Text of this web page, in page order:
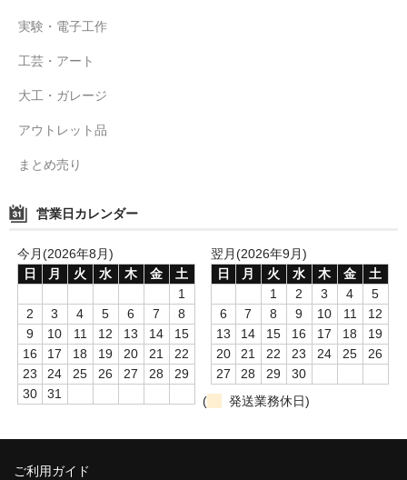
実験・電子工作
工芸・アート
大工・ガレージ
アウトレット品
まとめ売り
営業日カレンダー
今月(2026年8月)
日
月 火 水 木 金
土
1
2
3 4 5 6 7
8
9
10 11 12 13 14
15
16
17 18 19 20 21
22
23
24 25 26 27 28
29
30
31
翌月(2026年9月)
日
月 火 水 木 金
土
1
2 3 4
5
6
7 8 9 10 11
12
13
14 15 16 17 18
19
20
21 22 23 24 25
26
27
28 29
30
(
発送業務休日)
ご利用ガイド